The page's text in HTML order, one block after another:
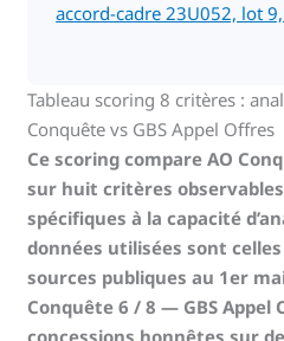
accord-cadre 23U052, lot
Tableau scoring 8 critères :
Conquête vs GBS Appel Offres
Ce scoring compare AO
sur huit critères
spécifiques à la capacité
données utilisées sont
sources publiques au 1er
Conquête 6 / 8 — GBS Appel